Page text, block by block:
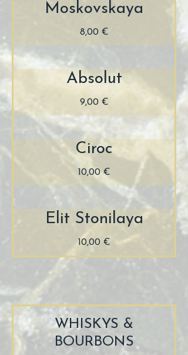
Moskovskaya
8,00 €
Absolut
9,00 €
Ciroc
10,00 €
Elit Stonilaya
10,00 €
WHISKYS &
BOURBONS